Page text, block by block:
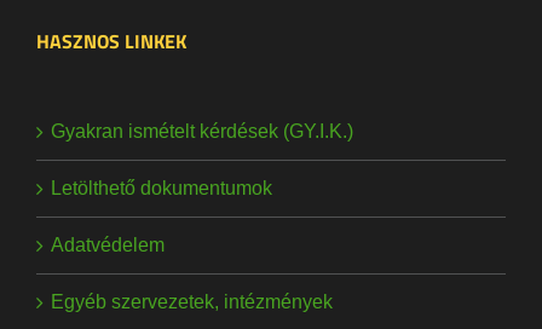
HASZNOS LINKEK
Gyakran ismételt kérdések (GY.I.K.)
Letölthető dokumentumok
Adatvédelem
Egyéb szervezetek, intézmények